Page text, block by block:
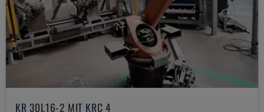
KR 30L16-2 MIT KRC 4